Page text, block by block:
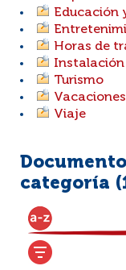
Educación
Horas de
Turismo
Vacaciones
Viaje
categoría (